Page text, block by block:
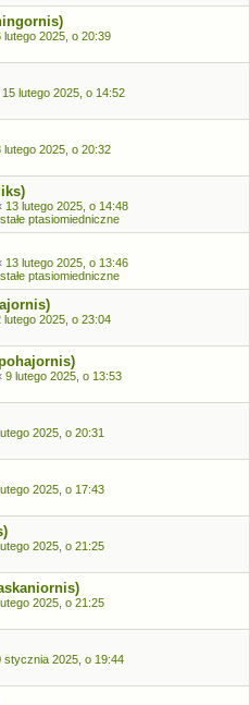
lutego 2025, o 20:39
15 lutego 2025, o 14:52
lutego 2025, o 20:32
13 lutego 2025, o 14:48
ptasiomiedniczne
13 lutego 2025, o 13:46
ptasiomiedniczne
lutego 2025, o 23:04
9 lutego 2025, o 13:53
2025, o 20:31
2025, o 17:43
2025, o 21:25
2025, o 21:25
stycznia 2025, o 19:44